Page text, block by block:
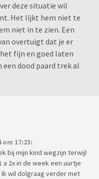
deze situatie wil
Het lijkt hem niet te
niet in te zien. Een
overtuigt dat je er
fijn en goed laten
dood paard trek al
17:23:
bij mijn kind wegzijn terwijl
2x in de week een uurtje
wil dolgraag verder met